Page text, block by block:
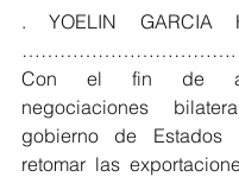
. YOELIN GARCIA
…………………………….
Con el fin de
negociaciones
gobierno de Estados
retomar las